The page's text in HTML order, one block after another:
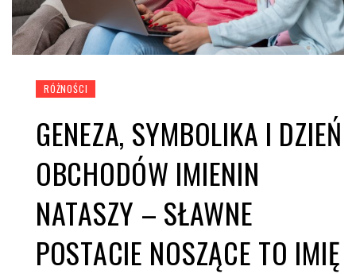
RÓŻNOŚCI
GENEZA, SYMBOLIKA I DZIEŃ
OBCHODÓW IMIENIN
NATASZY – SŁAWNE
POSTACIE NOSZĄCE TO IMIĘ